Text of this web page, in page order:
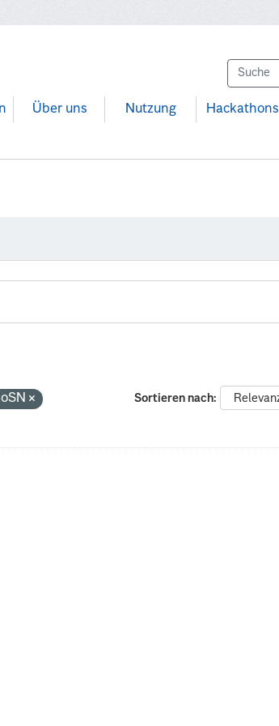
Über uns Nutzung Hackathons
Sortieren nach